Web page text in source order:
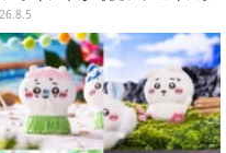
、バスマットなど全14種